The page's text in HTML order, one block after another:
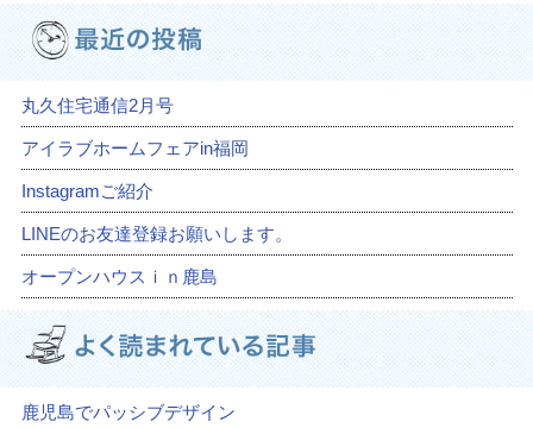
丸久住宅通信2月号
アイラブホームフェアin福岡
Instagramご紹介
LINEのお友達登録お願いします。
オープンハウスｉｎ鹿島
鹿児島でパッシブデザイン